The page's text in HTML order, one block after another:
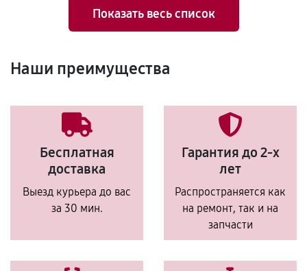
Показать весь список
Наши преимущества
Бесплатная
доставка
Выезд курьера до вас
за 30 мин.
Гарантия до 2-х
лет
Распространяется как
на ремонт, так и на
запчасти